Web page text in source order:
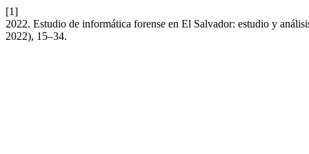
[1]
2022. Estudio de informática forense en El Salvador: estudio y
2022), 15–34.